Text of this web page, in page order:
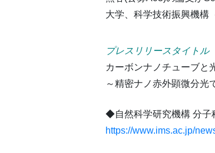
大学、科学技術振興機構
プレスリリースタイトル
カーボンナノチューブと
～精密ナノ赤外顕微分光
◆自然科学研究機構 分子
https://www.ims.ac.jp/